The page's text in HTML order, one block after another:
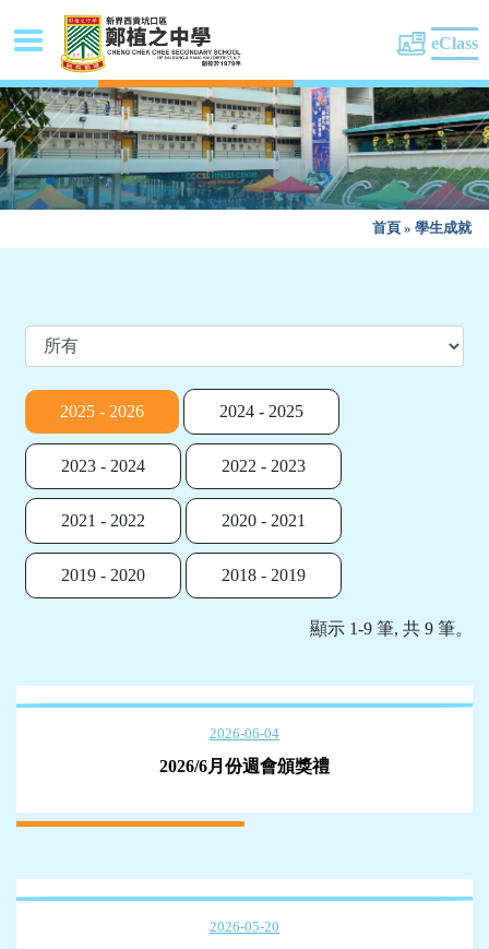
eClass
首頁 » 學生成就
2025 - 2026 2024 - 2025
2023 - 2024 2022 - 2023
2021 - 2022 2020 - 2021
2019 - 2020 2018 - 2019
顯示 1-9 筆, 共 9 筆。
2026-06-04
2026/6月份週會頒獎禮
2026-05-20